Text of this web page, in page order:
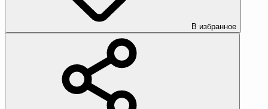
В избранное